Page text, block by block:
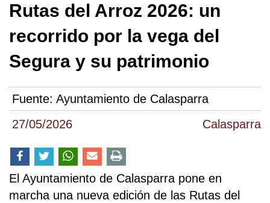
27/05/2026 Calasparra
Rutas del Arroz 2026: un
recorrido por la vega del
Segura y su patrimonio
Fuente: Ayuntamiento de Calasparra
El Ayuntamiento de Calasparra pone en
marcha una nueva edición de las Rutas del